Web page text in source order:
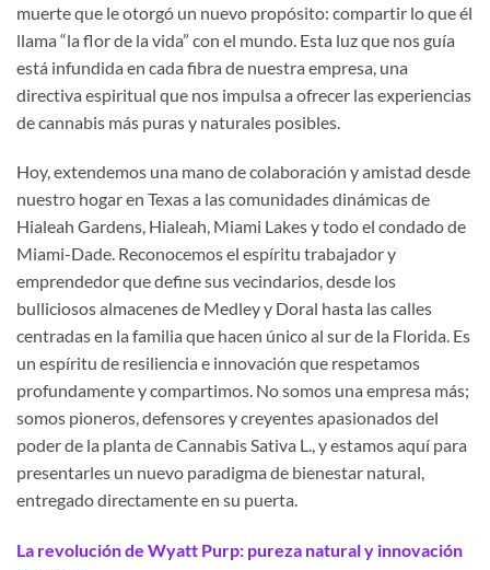
muerte que le otorgó un nuevo propósito: compartir lo que él
llama “la flor de la vida” con el mundo. Esta luz que nos guía
está infundida en cada fibra de nuestra empresa, una
directiva espiritual que nos impulsa a ofrecer las experiencias
de cannabis más puras y naturales posibles.
Hoy, extendemos una mano de colaboración y amistad desde
nuestro hogar en Texas a las comunidades dinámicas de
Hialeah Gardens, Hialeah, Miami Lakes y todo el condado de
Miami-Dade. Reconocemos el espíritu trabajador y
emprendedor que define sus vecindarios, desde los
bulliciosos almacenes de Medley y Doral hasta las calles
centradas en la familia que hacen único al sur de la Florida. Es
un espíritu de resiliencia e innovación que respetamos
profundamente y compartimos. No somos una empresa más;
somos pioneros, defensores y creyentes apasionados del
poder de la planta de Cannabis Sativa L., y estamos aquí para
presentarles un nuevo paradigma de bienestar natural,
entregado directamente en su puerta.
La revolución de Wyatt Purp: pureza natural y innovación